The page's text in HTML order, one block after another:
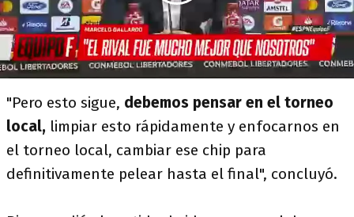
"Pero esto sigue, debemos pensar en el torneo
local, limpiar esto rápidamente y enfocarnos en
el torneo local, cambiar ese chip para
definitivamente pelear hasta el final", concluyó.